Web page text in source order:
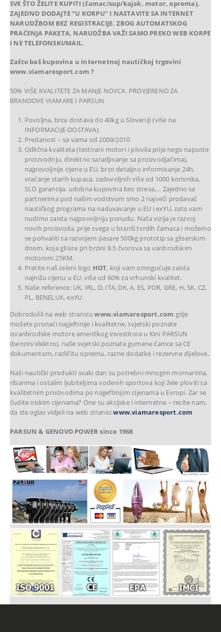
SVE ŠTO ŽELITE KUPITI (čamac/sup/kajak, motor, oprema),
ZAJEDNO DODAJTE “U KORPU” I NASTAVITE SA INTERNET
NARUDŽBOM BEZ REGISTRACIJE. ZBOG AUTOMATSKOG
PRAĆENJA PAKETA, NARUDŽBA VAŽI SAMO PREKO WEB KORPE
I NE TELEFONSKI/MAIL.
Zašto baš kupovina u internetnoj nautičkoj trgovini
www.viamaresport.com ?
50% VIŠE KVALITETE ZA MANJE NOVCA. PROVJERENO ZA
BRANDOVE VIAMARE I PARSUN
Povoljna, brza dostava do 40kg u Sloveniji (više na
INFORMACIJE-DOSTAVA)
Predanost – sa vama od 2009/2010
Odlična kvaliteta (testirani motori i plovila prije nego napuste
proizvodnju, direktno saradjivanje sa proizvodjačima),
najpovoljnije cijene u EU, brzo detaljno informisanje 24h,
vraćanje starih kupaca, zadovoljnih više od 1000 korisnika,
SLO garancija, udobna kupovina bez stresa,… Zajedno sa
partnerima pod našim vodstvom smo 2 največi prodavač
nautičkog programa na naduvavanje u EU i exYU, zato vam
nudimo zaista najpovoljniju ponudu. Naša vizija je razvoj
novih proizvoda, prije svega u branši tvrdih čamaca i možemo
se pohvaliti sa razvojem pasare 500kg prototip sa gliserskim
dnom, koja glisira pri brzini 8.5 čvorova sa vanbrodskim
motorom 25KM.
Pratite naš zeleni logo HOT, koji vam omogućuje zaista
najnižu cijenu u EU, više od 60% za vrhunski kvalitet.
Naše reference: UK, IRL, D, ITA, DK, A, ES, POR, GRE, H, SK, CZ,
PL, BENELUX, exYU
Dobrodošli na web stranicuwww.viamaresport.com gdje
možete pronaći najjeftinije i kvalitetne, svjetski poznate
izvanbrodske motore američkog investitora u Kini PARSUN
(benzin/elektro), naše svjetski poznate gumene čamce sa CE
dokumentom, različitu opremu, razne dodatke i rezervne dijelove.
Naši nautički produkti svaki dan su potrebni mnogim mornarima,
ribarima i ostalim ljubiteljima vodenih sportova koji žele ploviti sa
kvalitetnim proizvodima po najjeftinijim cijenama u Evropi. Zar se
čudite niskim cijenama? One su akcijske i internetne – recite nam,
da ste oglas vidjeli na web straniciwww.viamaresport.com
PARSUN & GENOVO POWER since 1968